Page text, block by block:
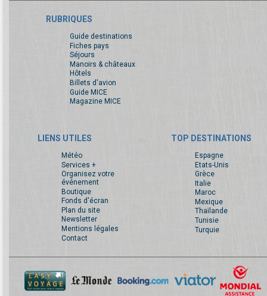
RUBRIQUES
Guide destinations
Fiches pays
Séjours
Manoirs & châteaux
Hôtels
Billets d'avion
Guide MICE
Magazine MICE
LIENS UTILES
Météo
Services +
Organisez votre
événement
Boutique
Fonds d'écran
Plan du site
Newsletter
Mentions légales
Contact
TOP DESTINATIONS
Espagne
Etats-Unis
Grèce
Italie
Maroc
Mexique
Thaïlande
Tunisie
Turquie